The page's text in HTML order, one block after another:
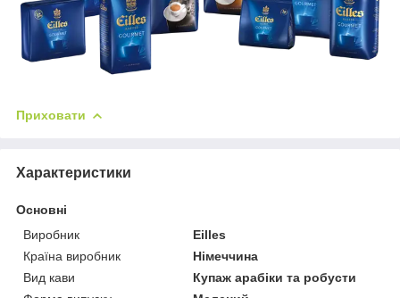
Приховати
Характеристики
Основні
Виробник
Eilles
Країна виробник
Німеччина
Вид кави
Купаж арабіки та робусти